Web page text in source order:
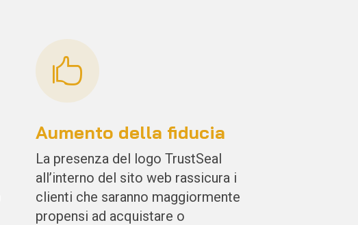

Aumento della fiducia
La presenza del logo TrustSeal
all’interno del sito web rassicura i
clienti che saranno maggiormente
propensi ad acquistare o